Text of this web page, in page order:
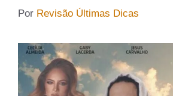
Por Revisão Últimas Dicas